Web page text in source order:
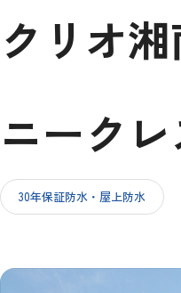
施工事例
IR情報
クリオ
ニーク
30年保証防水・屋上防水